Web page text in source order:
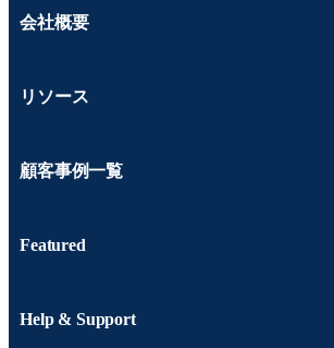
会社概要
リソース
顧客事例一覧
Featured
Help & Support